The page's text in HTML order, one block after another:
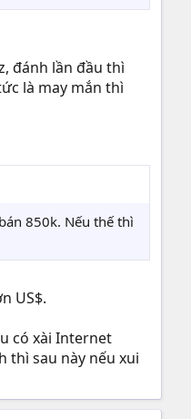
đánh lần đầu thì
là may mắn thì
850k. Nếu thế thì
US$.
có xài Internet
thì sau này nếu xui